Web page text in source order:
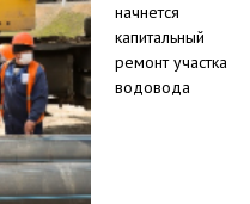
начнется
капитальный
ремонт участка
водовода